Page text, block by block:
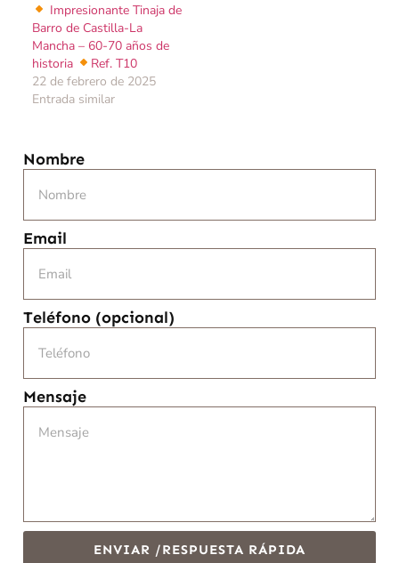
Impresionante Tinaja de
Barro de Castilla-La
Mancha – 60-70 años de
historia
Ref. T10
22 de febrero de 2025
Entrada similar
Nombre
Email
Teléfono (opcional)
Mensaje
ENVIAR /RESPUESTA RÁPIDA